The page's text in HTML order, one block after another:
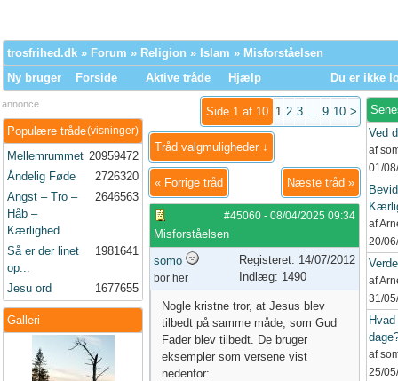
trosfrihed.dk » Forum » Religion » Islam » Misforståelsen
Ny bruger
Forside Aktive tråde Hjælp Du er ikke
annonce
(visninger)
Populære tråde
Mellemrummet 20959472
Åndelig Føde
2726320
Angst – Tro –
Håb –
Kærlighed
2646563
Så er der linet
op...
1981641
Jesu ord 1677655
Galleri
Side 1 af 10 1 2 3 ... 9 10 >
Tråd valgmuligheder ↓
« Forrige tråd Næste tråd »
#45060 - 08/04/2025 09:34
Misforståelsen
somo
bor her
Registeret: 14/07/2012
Indlæg: 1490
Nogle kristne tror, at Jesus blev
tilbedt på samme måde, som Gud
Fader blev tilbedt. De bruger
eksempler som versene vist
nedenfor:
Ved
af
01/
af
20/
af
31/
af
25/